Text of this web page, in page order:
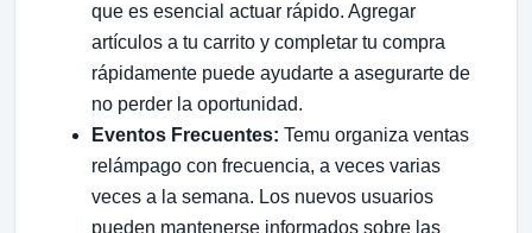
que es esencial actuar rápido. Agregar
artículos a tu carrito y completar tu compra
rápidamente puede ayudarte a asegurarte de
no perder la oportunidad.
Eventos Frecuentes: Temu organiza ventas
relámpago con frecuencia, a veces varias
veces a la semana. Los nuevos usuarios
pueden mantenerse informados sobre las